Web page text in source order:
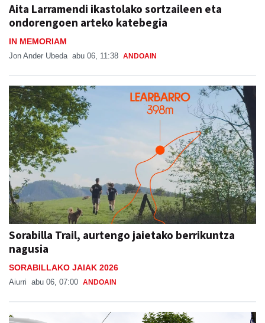
Aita Larramendi ikastolako sortzaileen eta
ondorengoen arteko katebegia
IN MEMORIAM
Jon Ander Ubeda abu 06, 11:38 ANDOAIN
Sorabilla Trail, aurtengo jaietako berrikuntza
nagusia
SORABILLAKO JAIAK 2026
Aiurri abu 06, 07:00 ANDOAIN